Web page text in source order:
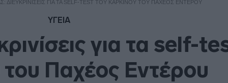
ΔΙΕΥΚΡΙΝΊΣΕΙΣ ΓΙΑ ΤΑ SELF-TEST ΤΟΥ ΚΑΡΚΊΝΟΥ ΤΟΥ ΠΑΧΈΟΣ ΕΝΤΈΡΟΥ
ΥΓΕΙΑ
για τα self-
του Παχέος Εντέρου